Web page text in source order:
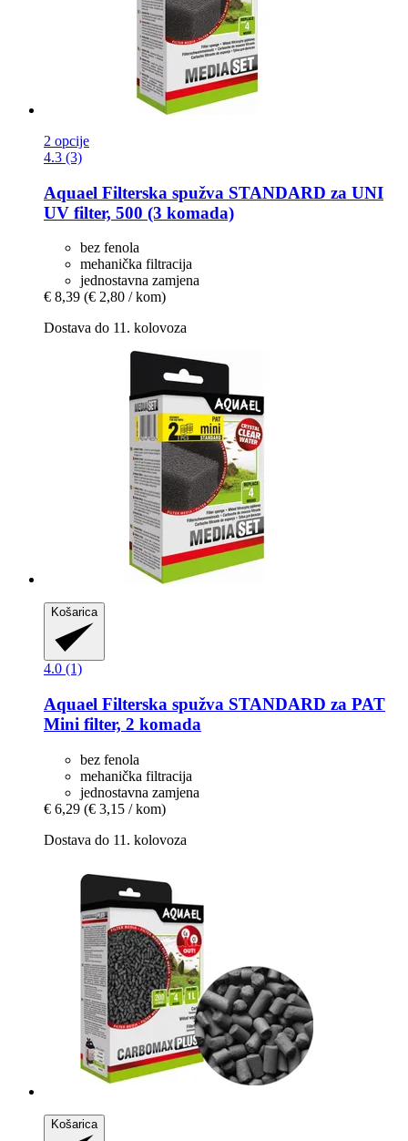
2 opcije
4.3 (3)
Aquael Filterska spužva STANDARD za UNI
UV filter, 500 (3 komada)
bez fenola
mehanička filtracija
jednostavna zamjena
€ 8,39 (€ 2,80 / kom)
Dostava do 11. kolovoza
Košarica
4.0 (1)
Aquael Filterska spužva STANDARD za PAT
Mini filter, 2 komada
bez fenola
mehanička filtracija
jednostavna zamjena
€ 6,29 (€ 3,15 / kom)
Dostava do 11. kolovoza
Košarica